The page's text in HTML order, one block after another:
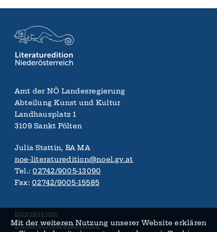
Amt der NÖ Landes­regierung
Abteilung Kunst und Kultur
Landhaus­platz 1
3109 Sankt Pölten
Julia Stattin, BA MA
noe-literaturedition@noel.gv.at
Tel.:02742/9005-13090
Fax:02742/9005-15585
Impressum
Datenschutzerklärung
Mit der weiteren Nutzung unserer Website erklären